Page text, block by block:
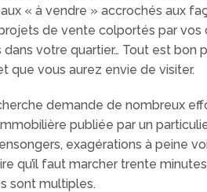
« à vendre » accrochés aux
de vente colportés par vos
votre quartier… Tout est bon
que vous aurez envie de visiter.
demande de nombreux
publiée par un
exagérations à peine
qu’il faut marcher trente
sont multiples.